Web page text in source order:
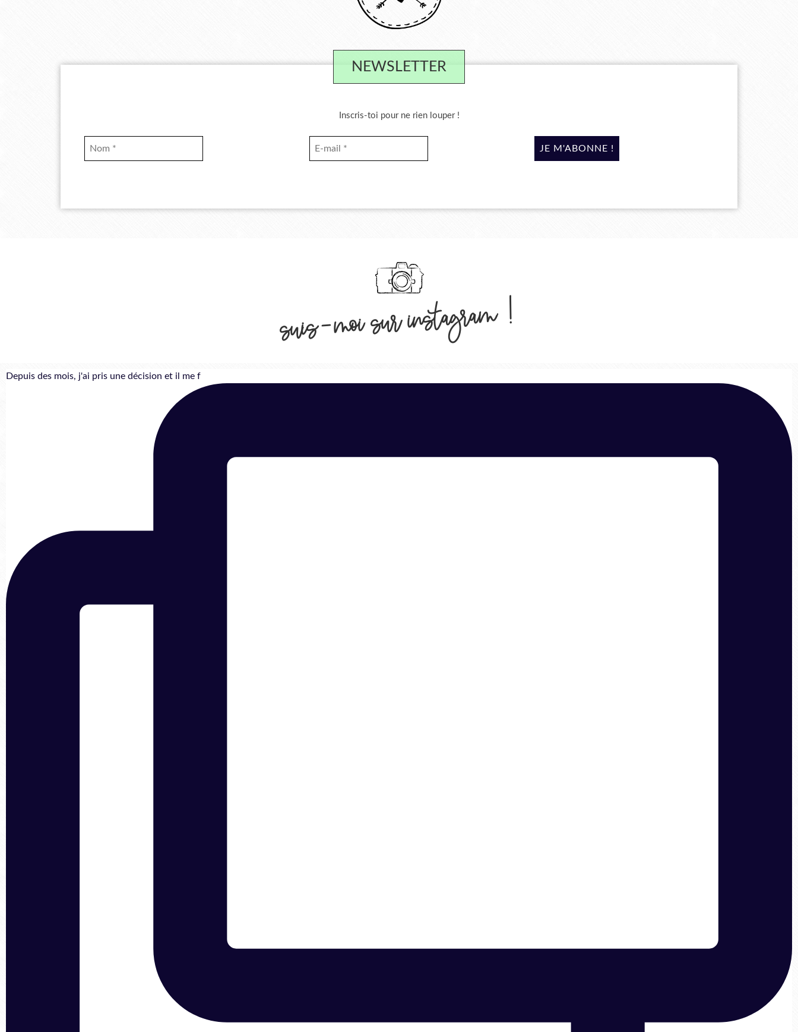
NEWSLETTER
Inscris-toi pour ne rien louper !
suis-moi sur instagram !
Depuis des mois, j'ai pris une décision et il me f